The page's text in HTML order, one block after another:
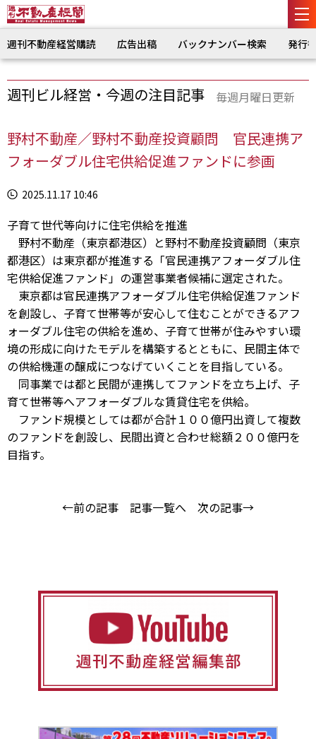
週刊不動産経営購読 広告出稿 バックナンバー検索 発行
週刊ビル経営・今週の注目記事 毎週月曜日更新
野村不動産／野村不動産投資顧問 官民連携ア
フォーダブル住宅供給促進ファンドに参画
2025.11.17 10:46
子育て世代等向けに住宅供給を推進
野村不動産（東京都港区）と野村不動産投資顧問（東京
都港区）は東京都が推進する「官民連携アフォーダブル住
宅供給促進ファンド」の運営事業者候補に選定された。
東京都は官民連携アフォーダブル住宅供給促進ファンド
を創設し、子育て世帯等が安心して住むことができるアフ
ォーダブル住宅の供給を進め、子育て世帯が住みやすい環
境の形成に向けたモデルを構築するとともに、民間主体で
の供給機運の醸成につなげていくことを目指している。
同事業では都と民間が連携してファンドを立ち上げ、子
育て世帯等へアフォーダブルな賃貸住宅を供給。
ファンド規模としては都が合計１００億円出資して複数
のファンドを創設し、民間出資と合わせ総額２００億円を
目指す。
←前の記事 記事一覧へ 次の記事→